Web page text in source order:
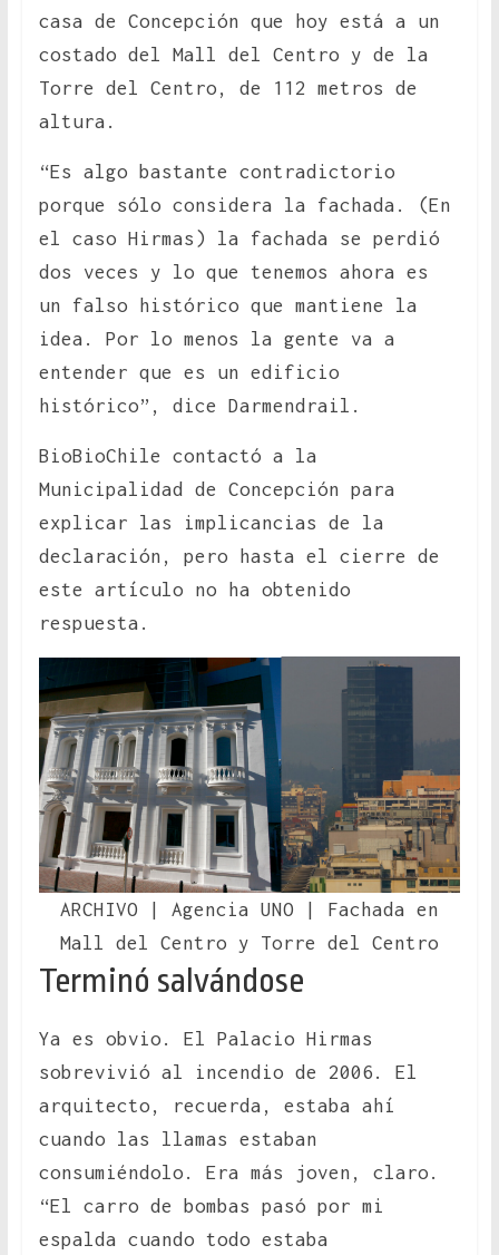
casa de Concepción que hoy está a un
costado del Mall del Centro y de la
Torre del Centro, de 112 metros de
altura.
“Es algo bastante contradictorio
porque sólo considera la fachada. (En
el caso Hirmas) la fachada se perdió
dos veces y lo que tenemos ahora es
un falso histórico que mantiene la
idea. Por lo menos la gente va a
entender que es un edificio
histórico”, dice Darmendrail.
BioBioChile contactó a la
Municipalidad de Concepción para
explicar las implicancias de la
declaración, pero hasta el cierre de
este artículo no ha obtenido
respuesta.
ARCHIVO | Agencia UNO | Fachada en
Mall del Centro y Torre del Centro
Terminó salvándose
Ya es obvio. El Palacio Hirmas
sobrevivió al incendio de 2006. El
arquitecto, recuerda, estaba ahí
cuando las llamas estaban
consumiéndolo. Era más joven, claro.
“El carro de bombas pasó por mi
espalda cuando todo estaba